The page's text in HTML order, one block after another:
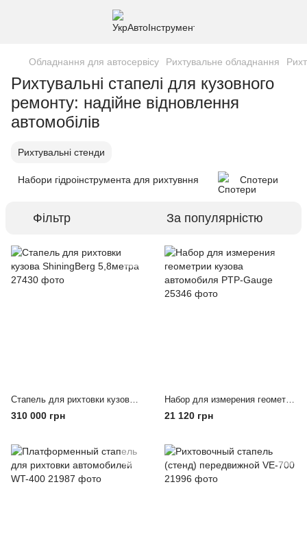
Обладнання для автосервісу Рихтувальне обладнання
Рихтувальні стапелі для кузовного
ремонту: надійне відновлення
автомобілів
Рихтувальні стенди
Набори гідроінструмента для рихтувння Спотери
Фільтр За популярністю
Стапель для рихтовки кузова ShiningBerg 5,8метра
310 000 грн
Набор для измерения геометрии кузова автомобиля PTP-Gauge
21 120 грн